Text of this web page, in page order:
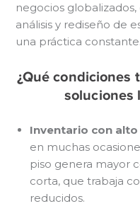
negocios
análisis y rediseño de
una práctica constante.
¿Qué condiciones
soluciones
Inventario con
en muchas
piso genera mayor
corta, que trabaja
reducidos.